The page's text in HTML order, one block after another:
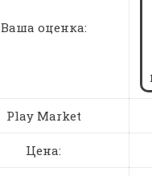
Ваша оценка:
Play Market
Цена: